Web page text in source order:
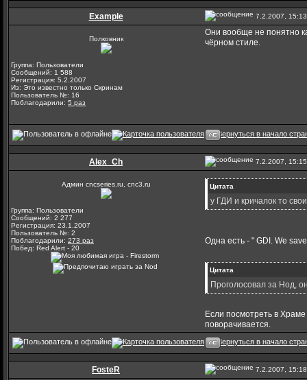
Example 7.2.2007, 15:13
Полковник
Группа: Пользователи
Сообщений: 1 588
Регистрация: 5.2.2007
Из: Это известно только Скринам
Пользователь №: 16
Поблагодарили: 5 раз
Они вообще не понятно
чёрном стиле.
Alex_Ch 7.2.2007, 15:15
Админ cncseries.ru, cnc3.ru
Группа: Пользователи
Сообщений: 2 277
Регистрация: 23.1.2007
Пользователь №: 2
Поблагодарили: 273 раз
Побед: Red Alert - 20
Цитата
у ГДИ и кричалок то
Одна есть - " GDI. We
Цитата
Проголосовал за Нод,
Если посмотреть в
поворачивается.
FosteR 7.2.2007, 15:18